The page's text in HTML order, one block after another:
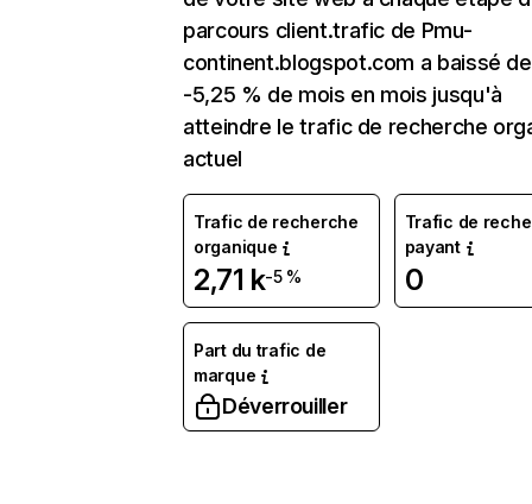
parcours client.trafic de Pmu-
continent.blogspot.com a baissé de
-5,25 % de mois en mois jusqu'à
atteindre le trafic de recherche
actuel
Trafic de recherche
organique
2,71 k-5 %
Trafic de
payant
0
Part du trafic de
marque
Déverrouiller